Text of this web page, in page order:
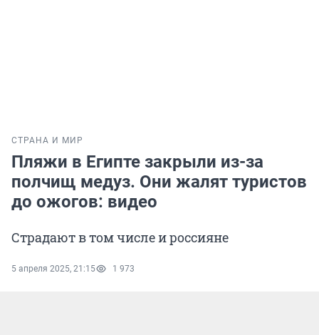
СТРАНА И МИР
Пляжи в Египте закрыли из-за
полчищ медуз. Они жалят туристов
до ожогов: видео
Страдают в том числе и россияне
5 апреля 2025, 21:15 1 973